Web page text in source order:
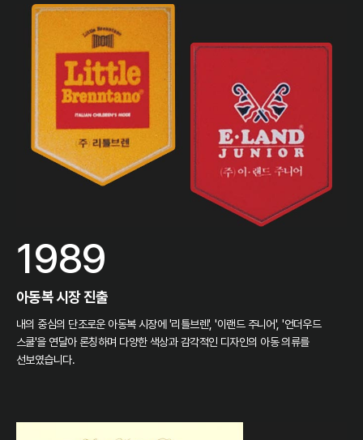
1989
아동복 시장 진출
내의 중심의 단조로운 아동복 시장에 '리틀브렌', '이랜드 주니어', '언더우드
스쿨'을 연달아 론칭하며 다양한 색상과 감각적인 디자인의 아동 의류를
선보였습니다.